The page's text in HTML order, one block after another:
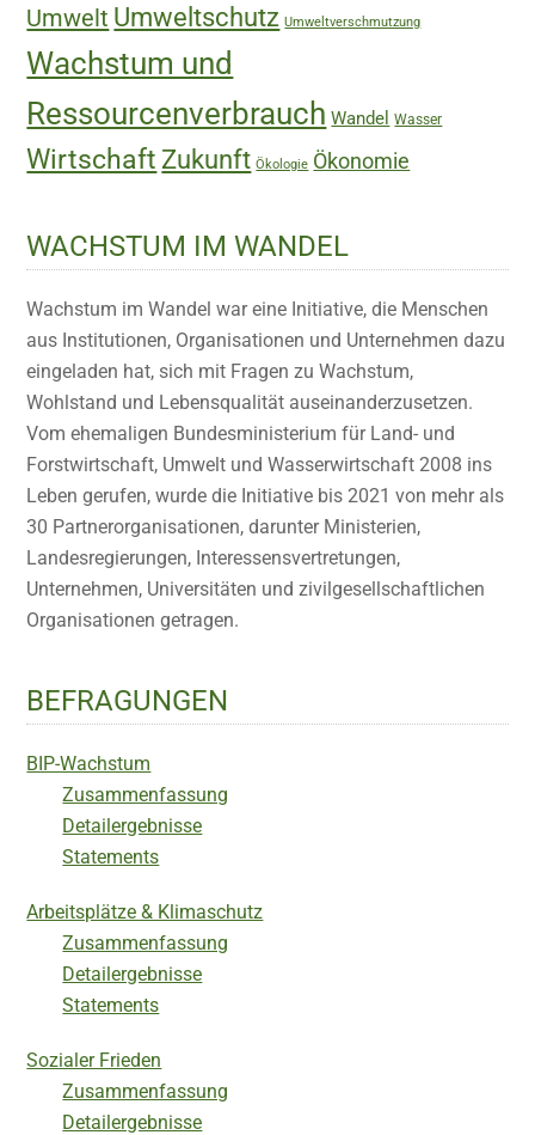
Umwelt Umweltschutz Umweltverschmutzung
Wachstum und
Ressourcenverbrauch Wandel Wasser
Wirtschaft Zukunft Ökologie Ökonomie
WACHSTUM IM WANDEL
Wachstum im Wandel war eine Initiative, die Menschen
aus Institutionen, Organisationen und Unternehmen dazu
eingeladen hat, sich mit Fragen zu Wachstum,
Wohlstand und Lebensqualität auseinanderzusetzen.
Vom ehemaligen Bundesministerium für Land- und
Forstwirtschaft, Umwelt und Wasserwirtschaft 2008 ins
Leben gerufen, wurde die Initiative bis 2021 von mehr als
30 Partnerorganisationen, darunter Ministerien,
Landesregierungen, Interessensvertretungen,
Unternehmen, Universitäten und zivilgesellschaftlichen
Organisationen getragen.
BEFRAGUNGEN
BIP-Wachstum
Zusammenfassung
Detailergebnisse
Statements
Arbeitsplätze & Klimaschutz
Zusammenfassung
Detailergebnisse
Statements
Sozialer Frieden
Zusammenfassung
Detailergebnisse